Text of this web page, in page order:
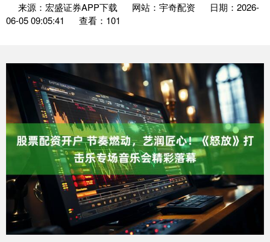
来源：宏盛证券APP下载 网站：宇奇配资
日期：2026-
06-05 09:05:41
查看：101